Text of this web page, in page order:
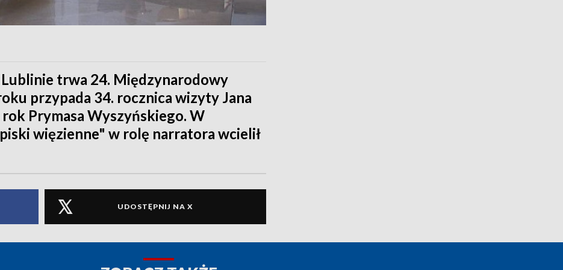
trwa 24. Międzynarodowy
przypada 34. rocznica wizyty Jana
rok Prymasa Wyszyńskiego. W
więzienne" w rolę narratora wcielił
UDOSTĘPNIJ NA X